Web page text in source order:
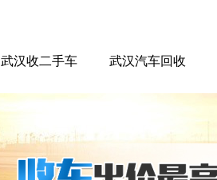
武汉收二手车 武汉汽车回收